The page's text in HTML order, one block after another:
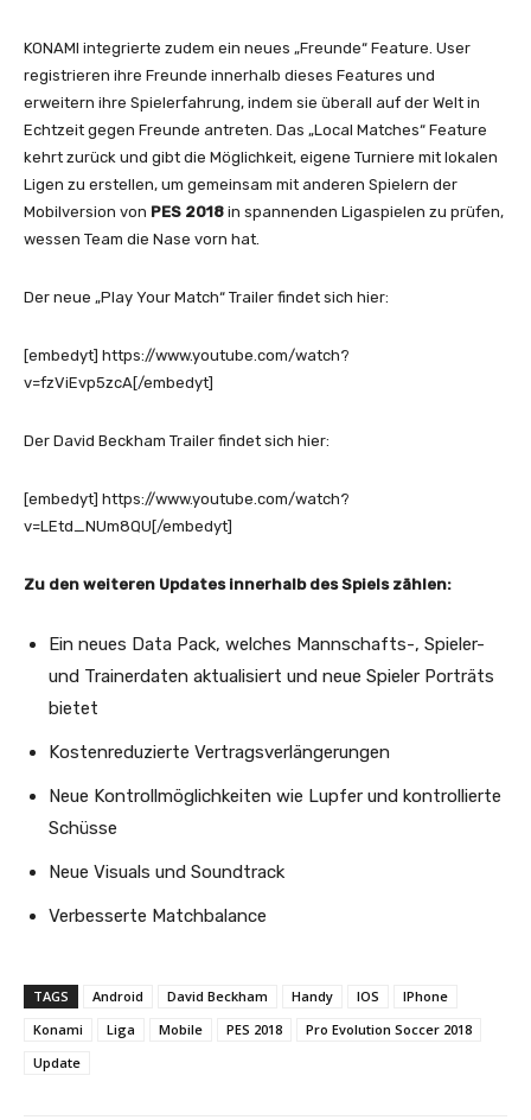
KONAMI integrierte zudem ein neues „Freunde“ Feature. User
registrieren ihre Freunde innerhalb dieses Features und
erweitern ihre Spielerfahrung, indem sie überall auf der Welt in
Echtzeit gegen Freunde antreten. Das „Local Matches“ Feature
kehrt zurück und gibt die Möglichkeit, eigene Turniere mit lokalen
Ligen zu erstellen, um gemeinsam mit anderen Spielern der
Mobilversion von PES 2018 in spannenden Ligaspielen zu prüfen,
wessen Team die Nase vorn hat.
Der neue „Play Your Match“ Trailer findet sich hier:
[embedyt] https://www.youtube.com/watch?
v=fzViEvp5zcA[/embedyt]
Der David Beckham Trailer findet sich hier:
[embedyt] https://www.youtube.com/watch?
v=LEtd_NUm8QU[/embedyt]
Zu den weiteren Updates innerhalb des Spiels zählen:
Ein neues Data Pack, welches Mannschafts-, Spieler-
und Trainerdaten aktualisiert und neue Spieler Porträts
bietet
Kostenreduzierte Vertragsverlängerungen
Neue Kontrollmöglichkeiten wie Lupfer und kontrollierte
Schüsse
Neue Visuals und Soundtrack
Verbesserte Matchbalance
TAGS Android David Beckham Handy IOS
IPhone
Konami
Liga Mobile PES 2018
Pro Evolution Soccer 2018
Update